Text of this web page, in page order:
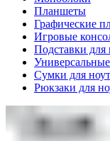
Планшеты
Графические
Игровые
Подставки для
Сумки для
Рюкзаки для